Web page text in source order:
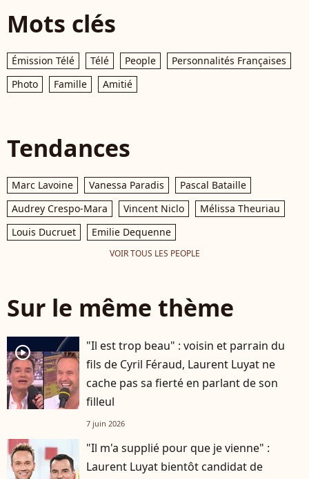
Mots clés
Émission Télé Télé People
Personnalités Françaises
Photo
Famille Amitié
Tendances
Marc Lavoine Vanessa Paradis
Pascal Bataille
Audrey Crespo-Mara
Vincent Niclo
Mélissa Theuriau
Louis Ducruet
Emilie Dequenne
VOIR TOUS LES PEOPLE
Sur le même thème
player2
"Il est trop beau" : voisin et parrain du
fils de Cyril Féraud, Laurent Luyat ne
cache pas sa fierté en parlant de son
filleul
7 juin 2026
"Il m'a supplié pour que je vienne" :
Laurent Luyat bientôt candidat de